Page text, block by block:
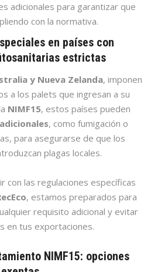
adicionales para garantizar que
con la normativa.
en países con
estrictas
y Nueva Zelanda, imponen
a los palets que ingresan a su
NIMF15, estos países pueden
, como fumigación o
para asegurarse de que los
plagas locales.
con las regulaciones específicas
, estamos preparados para
requisito adicional y evitar
en tus exportaciones.
NIMF15: opciones